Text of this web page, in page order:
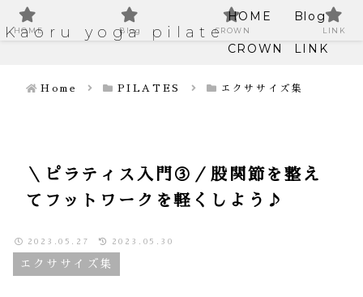
Kaoru yoga pilate
HOME Blog
CROWN LINK
Home PILATES エクササイズ集
＼ピラティス入門③／股関節を整え
てフットワークを軽くしよう♪
エクササイズ集
2023.05.27 2023.05.30
HOME Blog CROWN LINK